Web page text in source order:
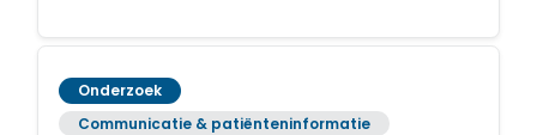
Onderzoek
Communicatie & patiënteninformatie